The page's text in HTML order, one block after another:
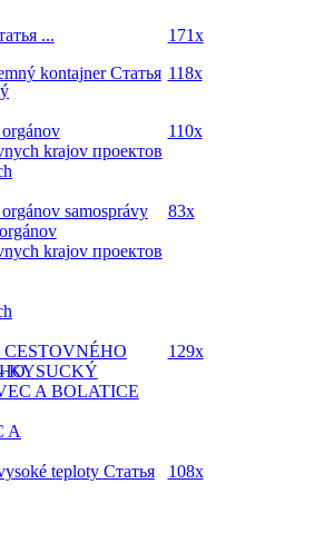
...
171x
kontajnerСтатья 118x
krajov проектов
110x
samosprávy
krajov проектов
83x
CESTOVNÉHO
KYSUCKÝ
A BOLATICE
129x
teploty Статья
108x